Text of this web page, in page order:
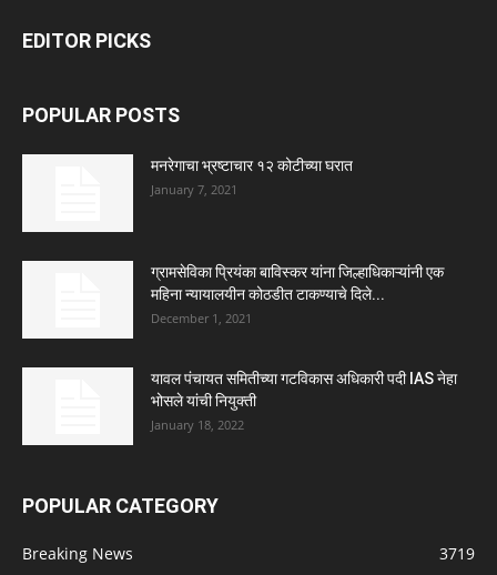
EDITOR PICKS
POPULAR POSTS
मनरेगाचा भ्रष्टाचार १२ कोटीच्या घरात
January 7, 2021
ग्रामसेविका प्रियंका बाविस्कर यांना जिल्हाधिकाऱ्यांनी एक
महिना न्यायालयीन कोठडीत टाकण्याचे दिले...
December 1, 2021
यावल पंचायत समितीच्या गटविकास अधिकारी पदी IAS नेहा
भोसले यांची नियुक्ती
January 18, 2022
POPULAR CATEGORY
Breaking News
3719